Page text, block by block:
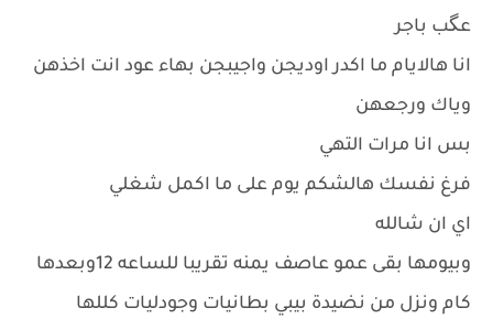
عگب باجر
انا هالايام ما اكدر اوديجن واجيبجن بهاء عود انت اخذهن
وياك ورجعهن
بس انا مرات التهي
فرغ نفسك هالشكم يوم على ما اكمل شغلي
اي ان شالله
وبيومها بقى عمو عاصف يمنه تقريبا للساعه 12وبعدها
كام ونزل من نضيدة بيبي بطانيات وجودليات كللها